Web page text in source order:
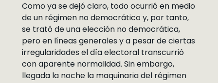
Como ya se dejó claro, todo ocurrió en medio
de un régimen no democrático y, por tanto,
se trató de una elección no democrática,
pero en líneas generales y a pesar de ciertas
irregularidades el día electoral transcurrió
con aparente normalidad. Sin embargo,
llegada la noche la maquinaria del régimen